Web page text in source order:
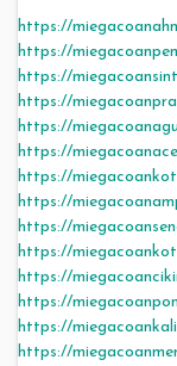
https://
https://
https://
https://
https://
https://
https://
https://
https://
https://
https://
https://
https://
https://